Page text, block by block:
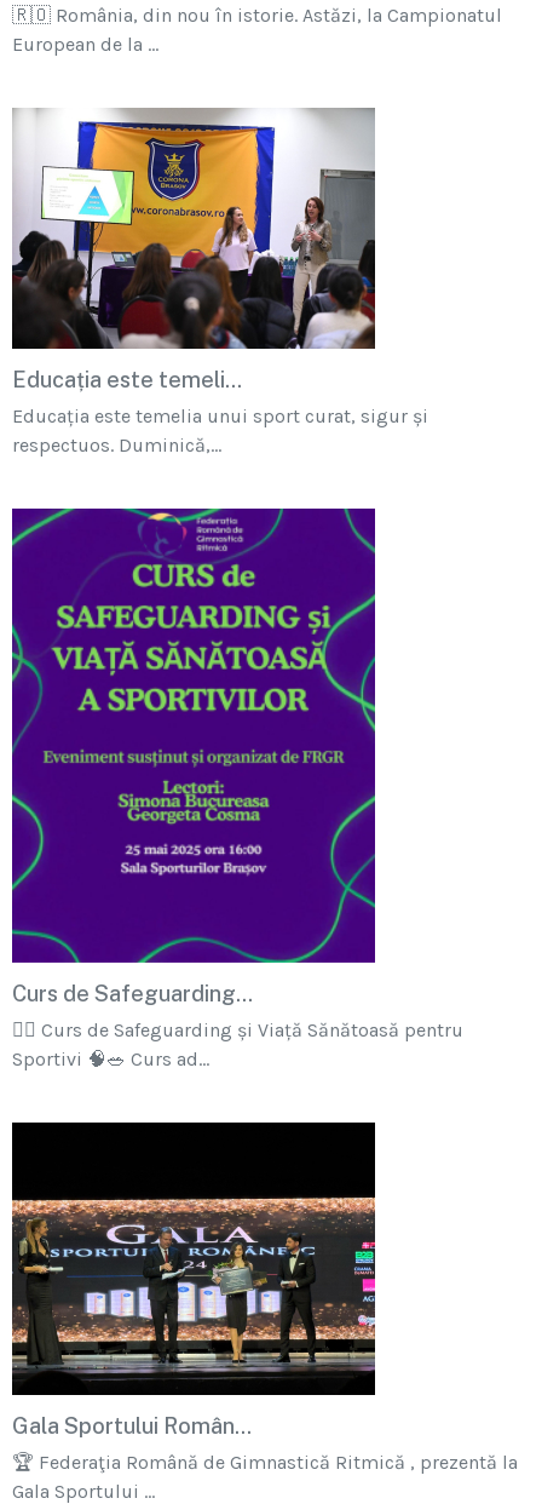
🇷🇴 România, din nou în istorie. Astăzi, la Campionatul
European de la ...
Educația este temeli...
Educația este temelia unui sport curat, sigur și
respectuos. Duminică,...
Curs de Safeguarding...
🏋‍♂ Curs de Safeguarding și Viață Sănătoasă pentru
Sportivi 🧠🥗 Curs ad...
Gala Sportului Român...
🏆 Federaţia Română de Gimnastică Ritmică , prezentă la
Gala Sportului ...